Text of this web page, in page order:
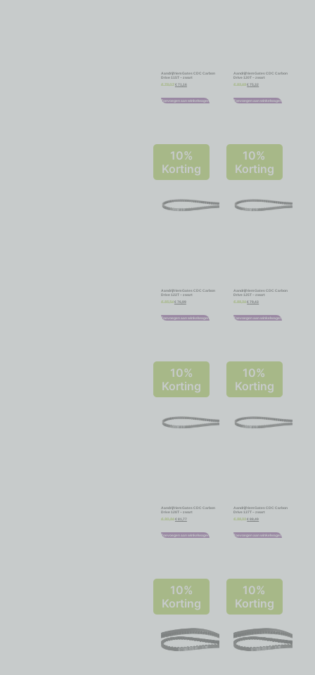
Aandrijfriem Gates CDC Carbon
Drive 115T – zwart
€ 79,07 € 71,16
Toevoegen aan winkelwagen
Aandrijfriem Gates CDC Carbon
Drive 120T – zwart
€ 83,69 € 75,32
Toevoegen aan winkelwagen
10%
Korting
Aandrijfriem Gates CDC Carbon
Drive 122T – zwart
€ 85,54 € 76,99
Toevoegen aan winkelwagen
10%
Korting
Aandrijfriem Gates CDC Carbon
Drive 125T – zwart
€ 88,26 € 79,43
Toevoegen aan winkelwagen
10%
Korting
Aandrijfriem Gates CDC Carbon
Drive 128T – zwart
€ 90,86 € 81,77
Toevoegen aan winkelwagen
10%
Korting
Aandrijfriem Gates CDC Carbon
Drive 137T – zwart
€ € 88,49
Toevoegen aan winkelwagen
10%
Korting
10%
Korting